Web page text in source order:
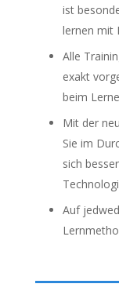
ist
lernen mit
Alle
exakt
beim
Mit der
Sie im
sich
Auf